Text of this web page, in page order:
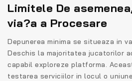
Limitele De
via?a a Procesare
Depunerea minima se situeaza in
Deschis la majoritatea jucatorilor
capabil exploreze platforma.
testarea serviciilor in locul o